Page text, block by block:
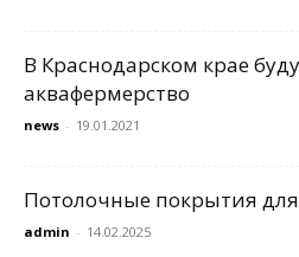
В Краснодарском крае
аквафермерство
news - 19.01.2021
Потолочные покрытия
admin - 14.02.2025